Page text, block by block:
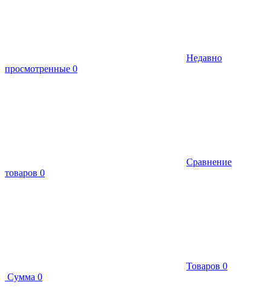
Недавно
просмотренные 0
Сравнение
товаров 0
Товаров 0
Сумма 0